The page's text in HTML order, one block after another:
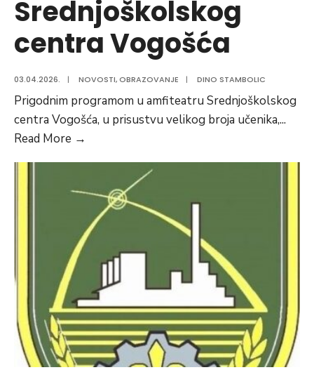
Srednjoškolskog
centra Vogošća
03.04.2026. | NOVOSTI,OBRAZOVANJE | DINO STAMBOLIC
Prigodnim programom u amfiteatru Srednjoškolskog
centra Vogošća, u prisustvu velikog broja učenika,...
Read More →
prisustvovala
obilježavanju
Dana
Srednjoškolskog
centra
Vogošća